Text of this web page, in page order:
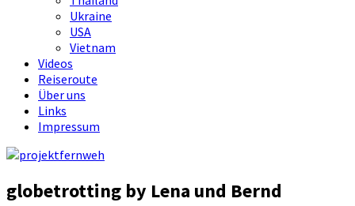
Ukraine
USA
Vietnam
Videos
Reiseroute
Über uns
Links
Impressum
globetrotting by Lena und Bernd